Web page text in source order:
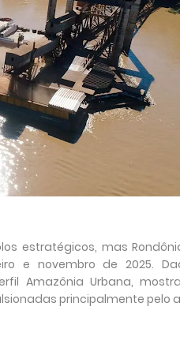
estratégicos, mas
e novembro de 2025.
Amazônia Urbana,
principalmente pelo